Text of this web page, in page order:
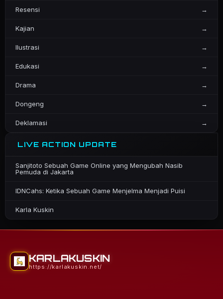
Resensi →
Kajian →
Ilustrasi →
Edukasi →
Drama →
Dongeng →
Deklamasi →
LIVE ACTION UPDATE
Sanjitoto Sebuah Game Online yang Mengubah Nasib
Pemuda di Jakarta
IDNCahs: Ketika Sebuah Game Menjelma Menjadi Puisi
Karla Kuskin
KARLAKUSKIN
https://karlakuskin.net/